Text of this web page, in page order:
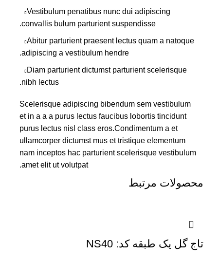
Vestibulum penatibus nunc dui adipiscing
convallis bulum parturient suspendisse.
Abitur parturient praesent lectus quam a natoque
adipiscing a vestibulum hendre.
Diam parturient dictumst parturient scelerisque
nibh lectus.
Scelerisque adipiscing bibendum sem vestibulum
et in a a a purus lectus faucibus lobortis tincidunt
purus lectus nisl class eros.Condimentum a et
ullamcorper dictumst mus et tristique elementum
nam inceptos hac parturient scelerisque vestibulum
amet elit ut volutpat.
محصولات مرتبط
تاج گل یک طبقه کد: NS40